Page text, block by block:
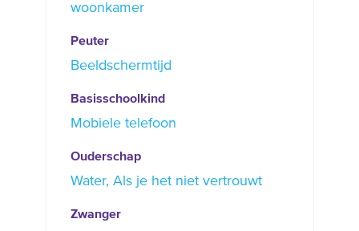
woonkamer
Peuter
Beeldschermtijd
Basisschoolkind
Mobiele telefoon
Ouderschap
Water Als je het niet vertrouwt
Zwanger